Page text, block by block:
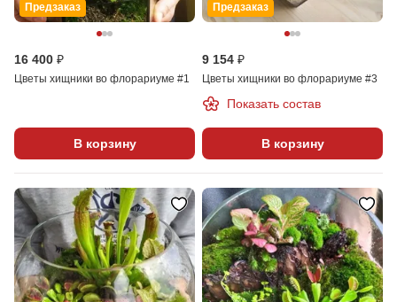
Предзаказ
16 400 ₽
Цветы хищники во флорариуме #1
В корзину
Предзаказ
9 154 ₽
Цветы хищники во флорариуме #3
Показать состав
В корзину